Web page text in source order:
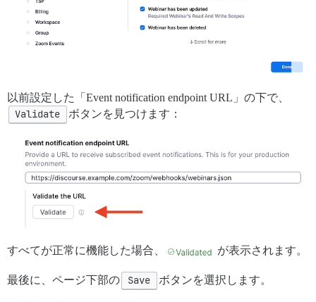
以前設定した「Event notification endpoint URL」の下で、
Validate ボタンを見つけます：
すべてが正常に機能した場合、 が表示されます。
最後に、ページ下部の Save ボタンを選択します。